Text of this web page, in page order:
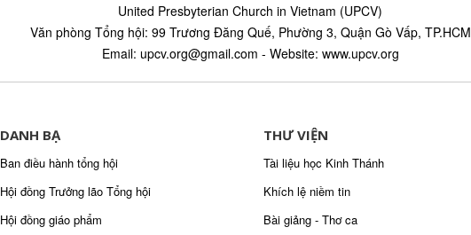
United Presbyterian Church in Vietnam (UPCV)
Văn phòng Tổng hội: 99 Trương Đăng Quế, Phường 3, Quận Gò Vấp, TP.HCM
Email: upcv.org@gmail.com - Website: www.upcv.org
DANH BẠ
Ban điều hành tổng hội
Hội đồng Trưởng lão Tổng hội
Hội đồng giáo phẩm
THƯ VIỆN
Tài liệu học Kinh Thánh
Khích lệ niềm tin
Bài giảng - Thơ ca